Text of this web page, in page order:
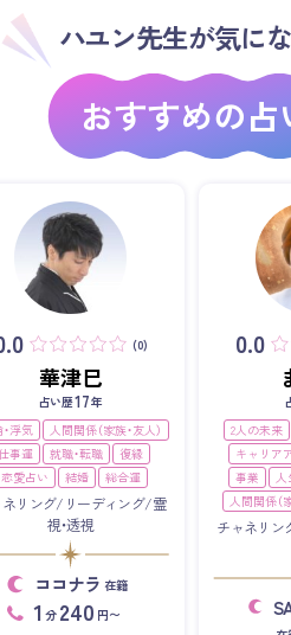
ハユン先生が気に
おすすめの占
(0)
華津巳
占い歴17年
浮気
人間関係（家族・友人）
事運
就職・転職
復縁
恋愛占い
結婚 総合運
ネリング/リーディング/霊
視・透視
ココナラ 在籍
1 分 240 円〜
0.0
2人の未来
キャリア
事業
人間関係（
チャネリン